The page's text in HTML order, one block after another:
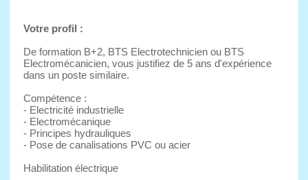
Votre profil :
De formation B+2, BTS Electrotechnicien ou BTS
Electromécanicien, vous justifiez de 5 ans d'expérience
dans un poste similaire.
Compétence :
- Electricité industrielle
- Electromécanique
- Principes hydrauliques
- Pose de canalisations PVC ou acier
Habilitation électrique